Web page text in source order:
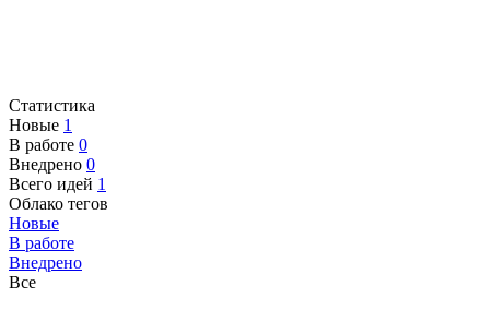
Статистика
Новые 1
В работе 0
Внедрено 0
Всего идей 1
Облако тегов
Новые
В работе
Внедрено
Все